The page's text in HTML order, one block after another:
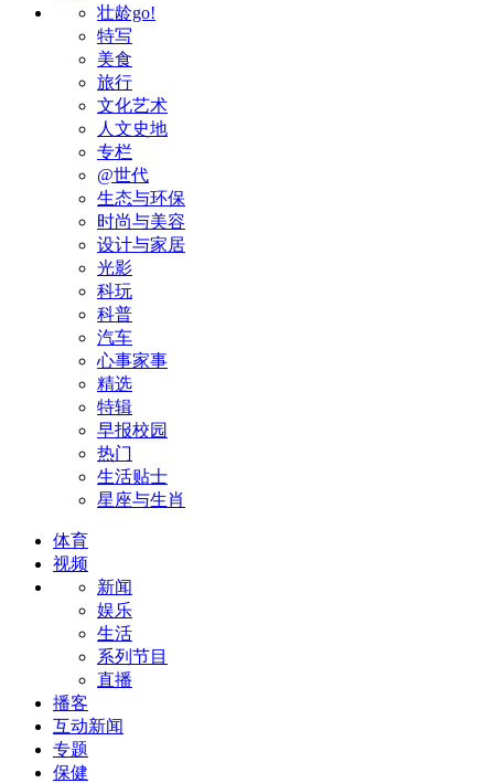
壮龄go!
特写
美食
旅行
文化艺术
人文史地
专栏
@世代
生态与环保
时尚与美容
设计与家居
光影
科玩
科普
汽车
心事家事
精选
特辑
早报校园
热门
生活贴士
星座与生肖
体育
视频
新闻
娱乐
生活
系列节目
直播
播客
互动新闻
专题
保健